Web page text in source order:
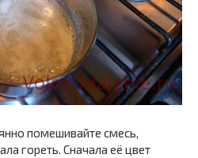
помешивайте смесь,
гореть. Сначала её цвет